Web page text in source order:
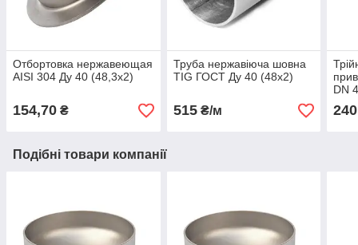
Отбортовка нержавеющая
AISI 304 Ду 40 (48,3x2)
154,70 ₴
Труба нержавіюча шовна
TIG ГОСТ Ду 40 (48x2)
515₴/м
DN
240
Подібні товари компанії